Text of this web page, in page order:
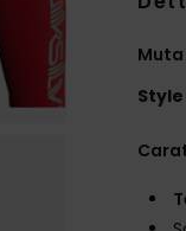
Muta
Style